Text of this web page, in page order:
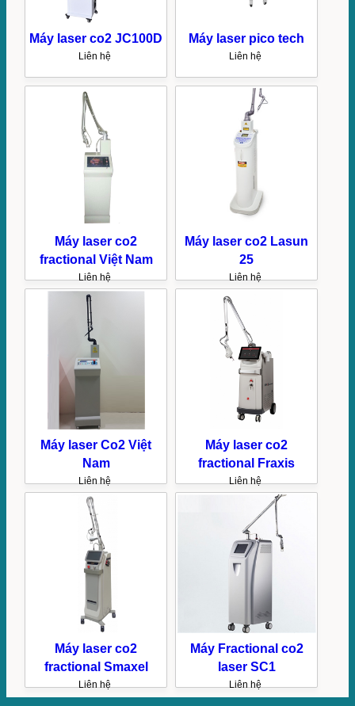
Máy laser co2 JC100D
Liên hệ
Máy laser pico tech
Liên hệ
Máy laser co2
fractional Việt Nam
Liên hệ
Máy laser co2 Lasun
25
Liên hệ
Máy laser Co2 Việt
Nam
Liên hệ
Máy laser co2
fractional Fraxis
Liên hệ
Máy laser co2
fractional Smaxel
Liên hệ
Máy Fractional co2
laser SC1
Liên hệ